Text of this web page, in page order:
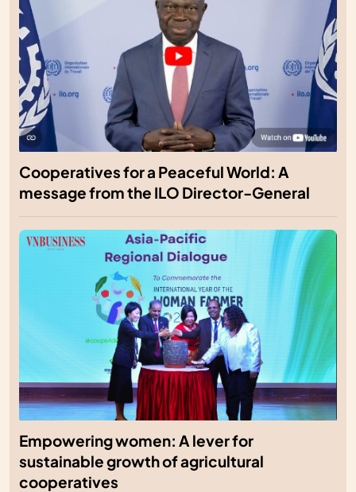
Cooperatives for a Peaceful World: A
message from the ILO Director-General
Empowering women: A lever for
sustainable growth of agricultural
cooperatives